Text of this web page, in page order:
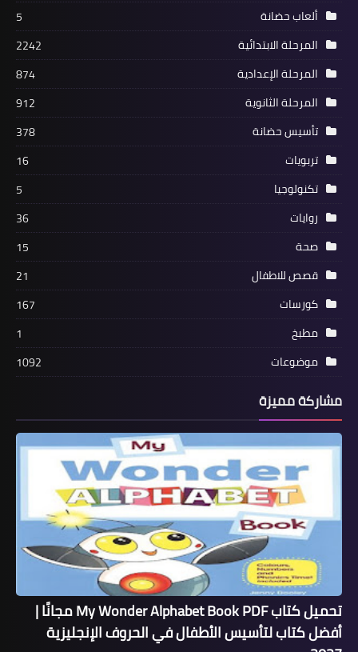
ألعاب حضانة
5
المرحلة الابتدائية
2242
المرحلة الإعدادية
874
المرحلة الثانوية
912
تأسيس حضانة
378
تربويات
16
تكنولوجيا
5
روايات
36
صحة
15
قصص للاطفال
21
كورسات
167
مطبخ
1
موضوعات
1092
مشاركة مميزة
تحميل كتاب My Wonder Alphabet Book PDF مجانًا |
أفضل كتاب لتأسيس الأطفال في الحروف الإنجليزية